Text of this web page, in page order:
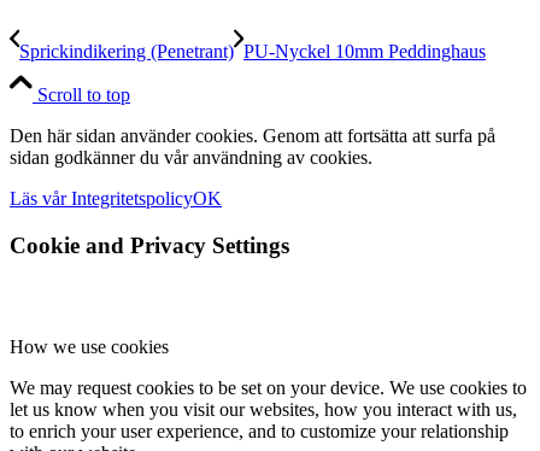
Sprickindikering (Penetrant) PU-Nyckel 10mm Peddinghaus
Scroll to top
Den här sidan använder cookies. Genom att fortsätta att surfa på
sidan godkänner du vår användning av cookies.
Läs vår IntegritetspolicyOK
Cookie and Privacy Settings
How we use cookies
We may request cookies to be set on your device. We use cookies to
let us know when you visit our websites, how you interact with us,
to enrich your user experience, and to customize your relationship